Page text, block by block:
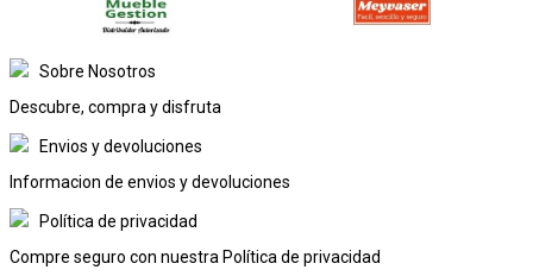
Sobre Nosotros
Descubre, compra y disfruta
Envios y devoluciones
Informacion de envios y devoluciones
Política de privacidad
Compre seguro con nuestra Política de privacidad